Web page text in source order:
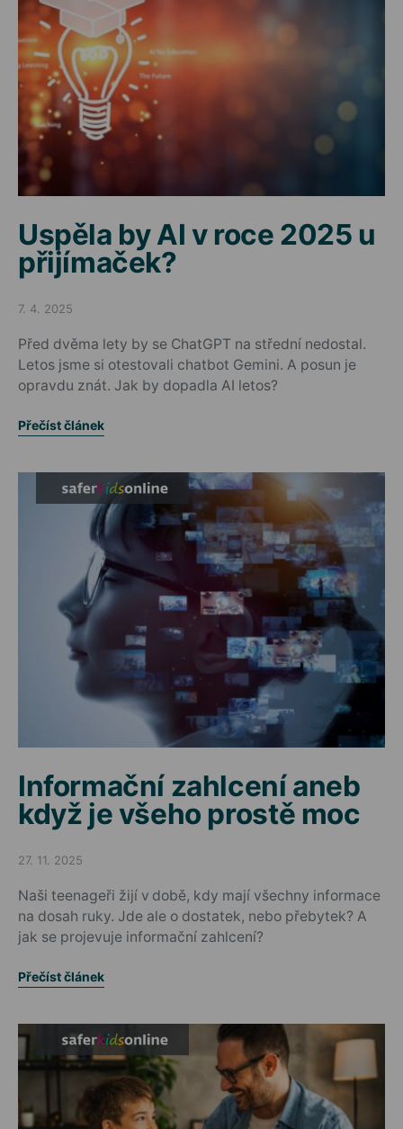
Uspěla by AI v roce 2025 u
přijímaček?
Posted on
7. 4. 2025
Před dvěma lety by se ChatGPT na střední nedostal.
Letos jsme si otestovali chatbot Gemini. A posun je
opravdu znát. Jak by dopadla AI letos?
Přečíst článek
Informační zahlcení aneb
když je všeho prostě moc
Posted on
27. 11. 2025
Naši teenageři žijí v době, kdy mají všechny informace
na dosah ruky. Jde ale o dostatek, nebo přebytek? A
jak se projevuje informační zahlcení?
Přečíst článek